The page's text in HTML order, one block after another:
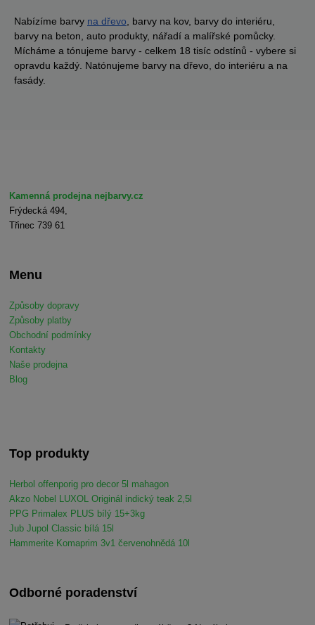
Nabízíme barvy na dřevo , barvy na kov, barvy do interiéru,
barvy na beton, auto produkty, nářadí a malířské pomůcky.
Mícháme a tónujeme barvy - celkem 18 tisíc odstínů - vybere si
opravdu každý. Natónujeme barvy na dřevo, do interiéru a na
fasády.
Kamenná prodejna nejbarvy.cz
Frýdecká 494,
Třinec 739 61
Menu
Způsoby dopravy
Způsoby platby
Obchodní podmínky
Kontakty
Naše prodejna
Blog
Top produkty
Herbol offenporig pro decor 5l mahagon
Akzo Nobel LUXOL Originál indický teak 2,5l
PPG Primalex PLUS bílý 15+3kg
Jub Jupol Classic bílá 15l
Hammerite Komaprim 3v1 červenohnědá 10l
Odborné poradenství